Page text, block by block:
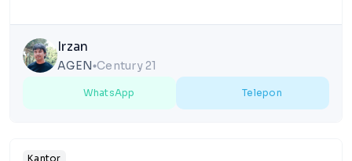
Irzan
AGEN lensCentury 21
WhatsApp Telepon
Kantor